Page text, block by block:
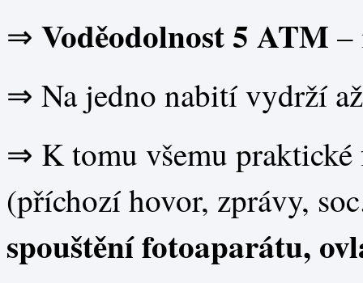
⇒ Voděodolnost 5 ATM –
⇒ Na jedno nabití vydrží až
⇒ K tomu všemu
(příchozí hovor, zprávy,
spouštění fotoaparátu,